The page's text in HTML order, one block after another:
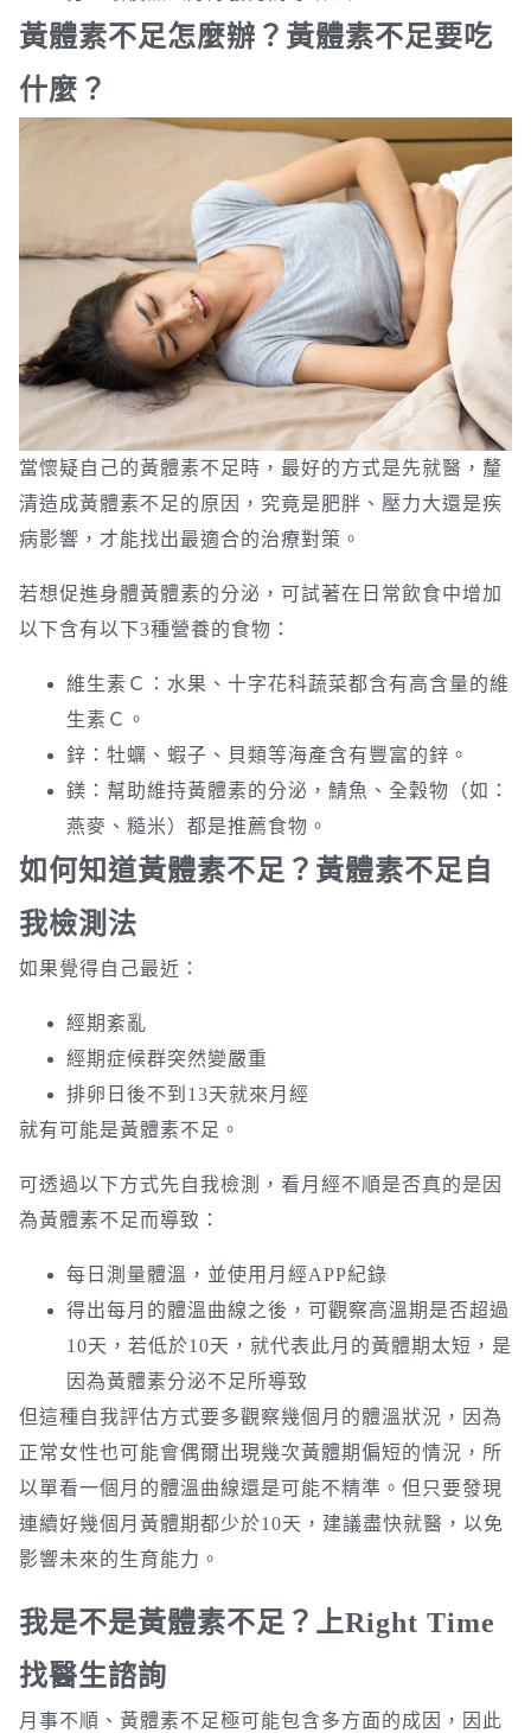
黃體素不足怎麼辦？黃體素不足要吃
什麼？
當懷疑自己的黃體素不足時，最好的方式是先就醫，釐
清造成黃體素不足的原因，究竟是肥胖、壓力大還是疾
病影響，才能找出最適合的治療對策。
若想促進身體黃體素的分泌，可試著在日常飲食中增加
以下含有以下3種營養的食物：
維生素Ｃ：水果、十字花科蔬菜都含有高含量的維
生素Ｃ。
鋅：牡蠣、蝦子、貝類等海產含有豐富的鋅。
鎂：幫助維持黃體素的分泌，鯖魚、全穀物（如：
燕麥、糙米）都是推薦食物。
如何知道黃體素不足？黃體素不足自
我檢測法
如果覺得自己最近：
經期紊亂
經期症候群突然變嚴重
排卵日後不到13天就來月經
就有可能是黃體素不足。
可透過以下方式先自我檢測，看月經不順是否真的是因
為黃體素不足而導致：
每日測量體溫，並使用月經APP紀錄
得出每月的體溫曲線之後，可觀察高溫期是否超過
10天，若低於10天，就代表此月的黃體期太短，是
因為黃體素分泌不足所導致
但這種自我評估方式要多觀察幾個月的體溫狀況，因為
正常女性也可能會偶爾出現幾次黃體期偏短的情況，所
以單看一個月的體溫曲線還是可能不精準。但只要發現
連續好幾個月黃體期都少於10天，建議盡快就醫，以免
影響未來的生育能力。
我是不是黃體素不足？上Right Time
找醫生諮詢
月事不順、黃體素不足極可能包含多方面的成因，因此